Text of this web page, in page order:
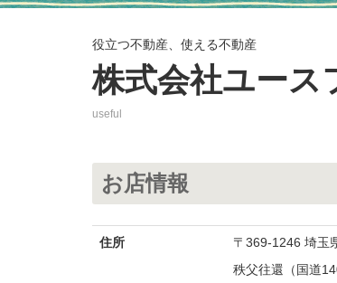
役立つ不動産、使える不動産
株式会社ユース
useful
お店情報
住所
〒369-1246 埼玉
秩父往還（国道